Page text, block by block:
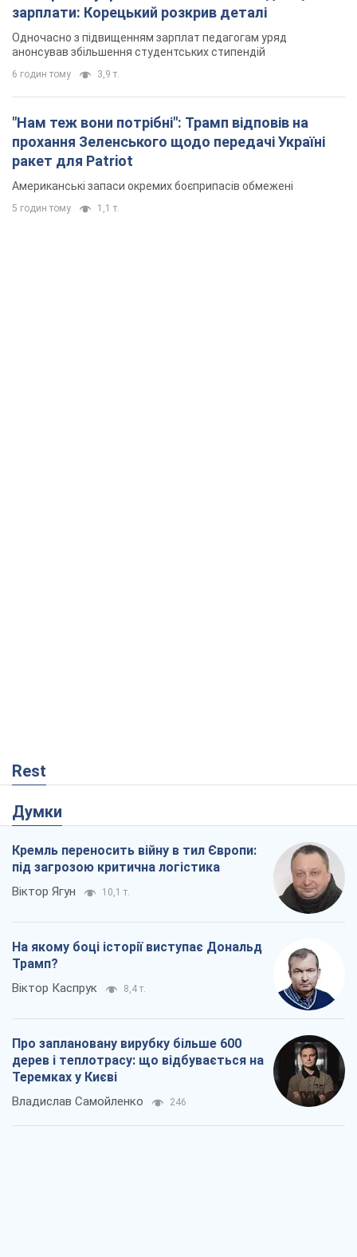
зарплати: Корецький розкрив деталі
Одночасно з підвищенням зарплат педагогам уряд
анонсував збільшення студентських стипендій
6 годин тому 3,9 т.
"Нам теж вони потрібні": Трамп відповів на
прохання Зеленського щодо передачі Україні
ракет для Patriot
Американські запаси окремих боєприпасів обмежені
5 годин тому 1,1 т.
Rest
Думки
Кремль переносить війну в тил Європи:
під загрозою критична логістика
Віктор Ягун 10,1 т.
На якому боці історії виступає Дональд
Трамп?
Віктор Каспрук 8,4 т.
Про заплановану вирубку більше 600
дерев і теплотрасу: що відбувається на
Теремках у Києві
Владислав Самойленко 246